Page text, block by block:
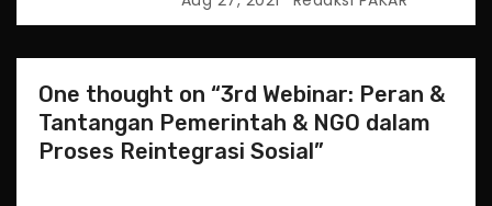
Indonesia
One thought on “3rd Webinar: Peran &
Tantangan Pemerintah & NGO dalam
Proses Reintegrasi Sosial”